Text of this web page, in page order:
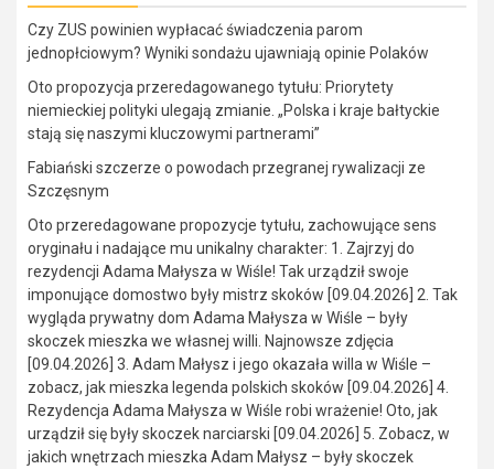
Czy ZUS powinien wypłacać świadczenia parom
jednopłciowym? Wyniki sondażu ujawniają opinie Polaków
Oto propozycja przeredagowanego tytułu: Priorytety
niemieckiej polityki ulegają zmianie. „Polska i kraje bałtyckie
stają się naszymi kluczowymi partnerami”
Fabiański szczerze o powodach przegranej rywalizacji ze
Szczęsnym
Oto przeredagowane propozycje tytułu, zachowujące sens
oryginału i nadające mu unikalny charakter: 1. Zajrzyj do
rezydencji Adama Małysza w Wiśle! Tak urządził swoje
imponujące domostwo były mistrz skoków [09.04.2026] 2. Tak
wygląda prywatny dom Adama Małysza w Wiśle – były
skoczek mieszka we własnej willi. Najnowsze zdjęcia
[09.04.2026] 3. Adam Małysz i jego okazała willa w Wiśle –
zobacz, jak mieszka legenda polskich skoków [09.04.2026] 4.
Rezydencja Adama Małysza w Wiśle robi wrażenie! Oto, jak
urządził się były skoczek narciarski [09.04.2026] 5. Zobacz, w
jakich wnętrzach mieszka Adam Małysz – były skoczek